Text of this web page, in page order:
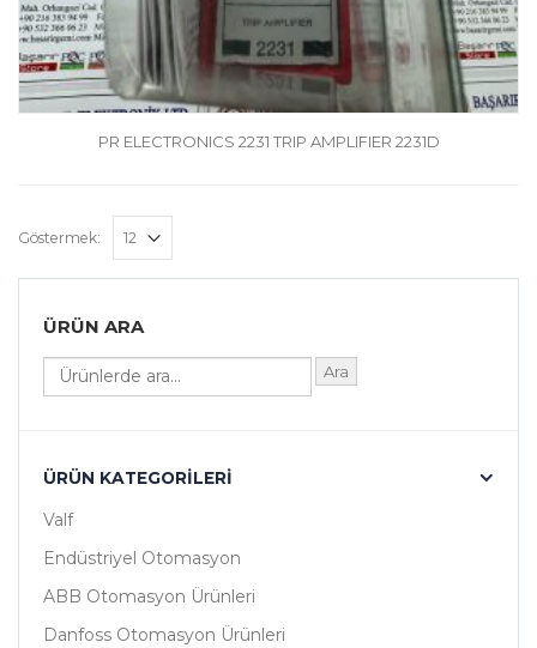
PR ELECTRONICS 2231 TRIP AMPLIFIER 2231D
Göstermek:
ÜRÜN ARA
Ara
ÜRÜN KATEGORILERI
Valf
Endüstriyel Otomasyon
ABB Otomasyon Ürünleri
Danfoss Otomasyon Ürünleri